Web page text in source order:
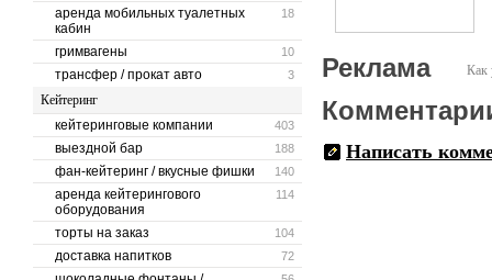
18
аренда мобильных туалетных
кабин
10
гримвагены
3
трансфер / прокат авто
Кейтеринг
403
кейтеринговые компании
188
выездной бар
140
фан-кейтеринг / вкусные фишки
114
аренда кейтерингового
оборудования
104
торты на заказ
72
доставка напитков
Как
Реклама
Написать